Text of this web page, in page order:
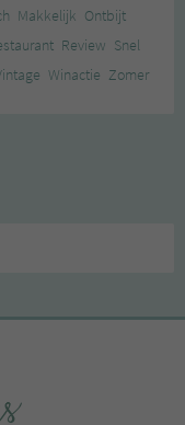
Makkelijk Ontbijt
Review Snel
Winactie Zomer